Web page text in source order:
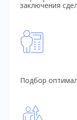
заключения
Подбор